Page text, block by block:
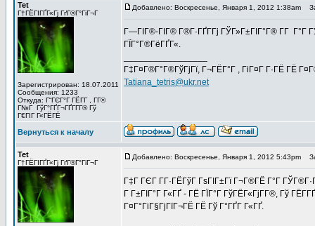
Tet
Г†ГЁГІГҐГ«Гј ГґГ®Г°ГіГ¬Г
Зарегистрирован: 18.07.2011
Сообщения: 1233
Откуда: Г“ГЄГ°Г ГЁГ­Г , Г­Г®
Г№Г ГўГ°ГҐГ¬ГҐГ­Г­Г® Гў
Г€ГІГ Г«ГЁГЁ
Добавлено: Воскресенье, Января 1, 2012 1:38am
Г—ГІГ®-ГІГ® Г®Г·ГҐГ­Гј ГЎГ»Г±ГІГ°Г® Г­Г Г°Г
ГЇГ°Г®ГёГҐГ«.
Г‡Г¤Г®Г°Г®ГўГјГї, Г¬ГЁГ°Г , ГіГ¤Г Г·ГЁ ГЁ
Tatiana_tetris@ukr.net
Вернуться к началу
Tet
Г†ГЁГІГҐГ«Гј ГґГ®Г°ГіГ¬Г
Добавлено: Воскресенье, Января 1, 2012 5:43pm
Г‡Г ГЄГ Г­Г·ГЁГўГ ГѕГІГ±Гї Г¬Г®ГЁ Г°Г
Г Г±ГІГ°Г Г«ГҐ - ГЁ ГЇГ°Г ГўГЁГ«ГјГ­Г®, Гў
Г¤Г°ГіГ§ГјГїГ¬ГЁ ГЁ Гў Г°ГҐГ Г«ГҐ.